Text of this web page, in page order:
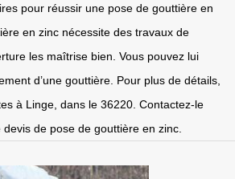
pour réussir une pose de gouttière en
en zinc nécessite des travaux de
les maîtrise bien. Vous pouvez lui
d’une gouttière. Pour plus de détails,
à Linge, dans le 36220. Contactez-le
de pose de gouttière en zinc.